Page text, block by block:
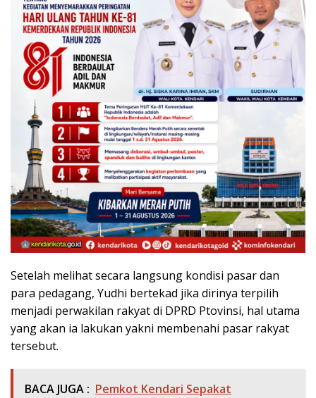
Setelah melihat secara langsung kondisi pasar dan
para pedagang, Yudhi bertekad jika dirinya terpilih
menjadi perwakilan rakyat di DPRD Ptovinsi, hal utama
yang akan ia lakukan yakni membenahi pasar rakyat
tersebut.
BACA JUGA : Pemkot Kendari Sepakat